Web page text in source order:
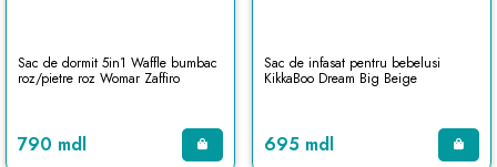
Sac de dormit 5in1 Waffle bumbac
roz/pietre roz Womar Zaffiro
790 mdl
Sac de infasat pentru bebelusi
KikkaBoo Dream Big Beige
695 mdl